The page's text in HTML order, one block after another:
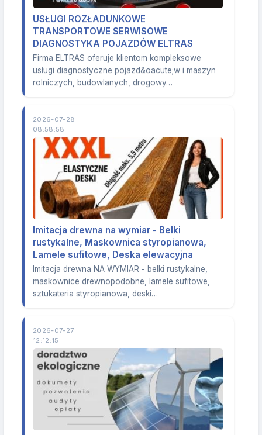
USŁUGI ROZŁADUNKOWE
TRANSPORTOWE SERWISOWE
DIAGNOSTYKA POJAZDÓW ELTRAS
Firma ELTRAS oferuje klientom kompleksowe
usługi diagnostyczne pojazd&oacute;w i maszyn
rolniczych, budowlanych, drogowy…
2026-07-28
08:58:58
Imitacja drewna na wymiar - Belki
rustykalne, Maskownica styropianowa,
Lamele sufitowe, Deska elewacyjna
Imitacja drewna NA WYMIAR - belki rustykalne,
maskownice drewnopodobne, lamele sufitowe,
sztukateria styropianowa, deski…
2026-07-27
12:12:15